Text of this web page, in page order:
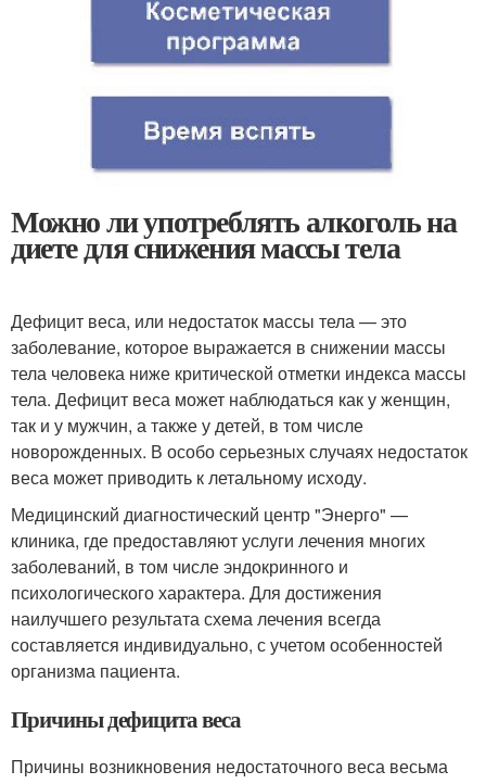
Можно ли употреблять алкоголь на
диете для снижения массы тела
Дефицит веса, или недостаток массы тела — это
заболевание, которое выражается в снижении массы
тела человека ниже критической отметки индекса массы
тела. Дефицит веса может наблюдаться как у женщин,
так и у мужчин, а также у детей, в том числе
новорожденных. В особо серьезных случаях недостаток
веса может приводить к летальному исходу.
Медицинский диагностический центр "Энерго" —
клиника, где предоставляют услуги лечения многих
заболеваний, в том числе эндокринного и
психологического характера. Для достижения
наилучшего результата схема лечения всегда
составляется индивидуально, с учетом особенностей
организма пациента.
Причины дефицита веса
Причины возникновения недостаточного веса весьма